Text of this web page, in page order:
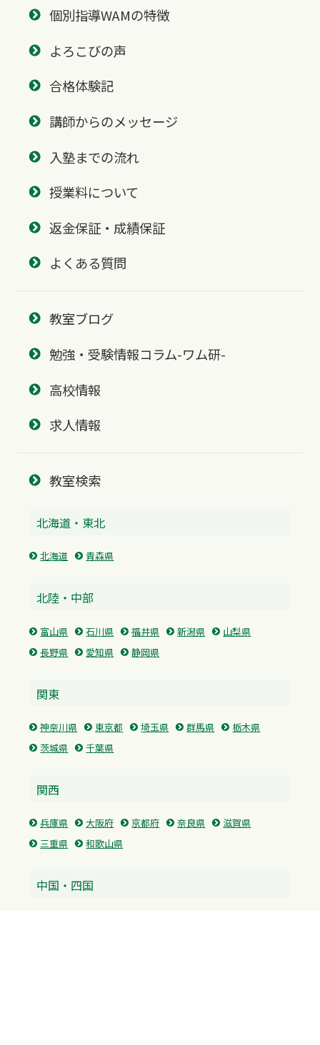
個別指導WAMの特徴
よろこびの声
合格体験記
講師からのメッセージ
入塾までの流れ
授業料について
返金保証・成績保証
よくある質問
教室ブログ
勉強・受験情報コラム-ワム研-
高校情報
求人情報
教室検索
北海道・東北
北海道 青森県
北陸・中部
富山県 石川県 福井県 新潟県
山梨県
長野県
愛知県 静岡県
関東
神奈川県 東京都 埼玉県 群馬県
栃木県
茨城県
千葉県
関西
兵庫県 大阪府 京都府 奈良県
滋賀県
三重県
和歌山県
中国・四国